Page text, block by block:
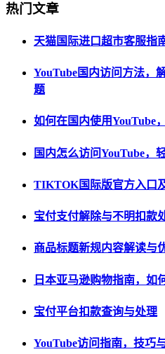
热门文章
天猫国际进口超市客服指
YouTube国内访问方法，
题
如何在国内使用YouTube
国内怎么访问YouTube，
TIKTOK国际版官方入口
宝付支付解除与不明扣款
商品标题新规内容解读与
日本亚马逊购物指南，如
宝付平台扣款查询与处理
YouTube访问指南，技巧